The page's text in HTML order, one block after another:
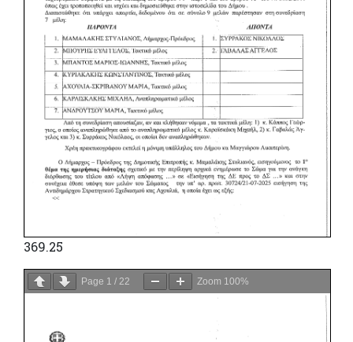
369.25
Page 1 / 22 Zoom 100%